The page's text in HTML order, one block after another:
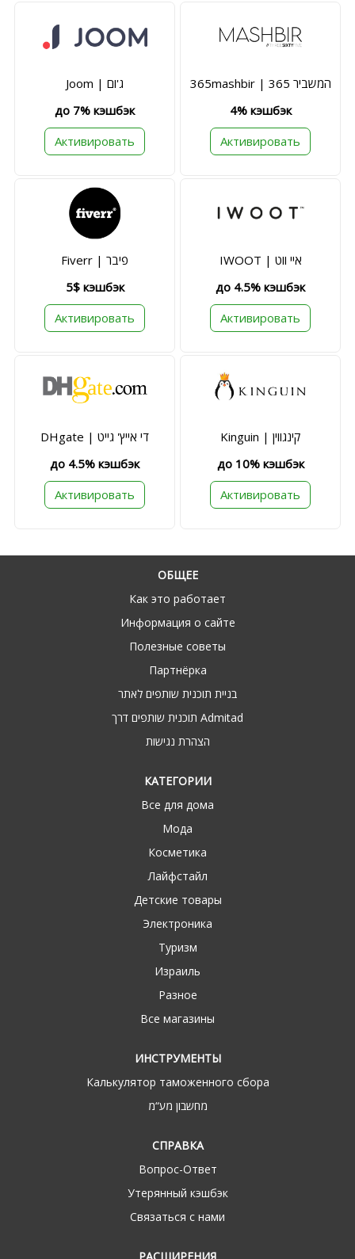
Joom | ג'ום
до 7% кэшбэк
Активировать
365mashbir | המשביר 365
4% кэшбэк
Активировать
Fiverr | פיבר
5$ кэшбэк
Активировать
IWOOT | איי ווט
до 4.5% кэшбэк
Активировать
DHgate | די אייץ' גייט
до 4.5% кэшбэк
Активировать
Kinguin | קינגווין
до 10% кэшбэк
Активировать
ОБЩЕЕ
Как это работает
Информация о сайте
Полезные советы
Партнёрка
בניית תוכנית שותפים לאתר
תוכנית שותפים דרך Admitad
הצהרת נגישות
КАТЕГОРИИ
Все для дома
Мода
Косметика
Лайфстайл
Детские товары
Электроника
Туризм
Израиль
Разное
Все магазины
ИНСТРУМЕНТЫ
Калькулятор таможенного сбора
מחשבון מע“מ
СПРАВКА
Вопрос-Ответ
Утерянный кэшбэк
Связаться с нами